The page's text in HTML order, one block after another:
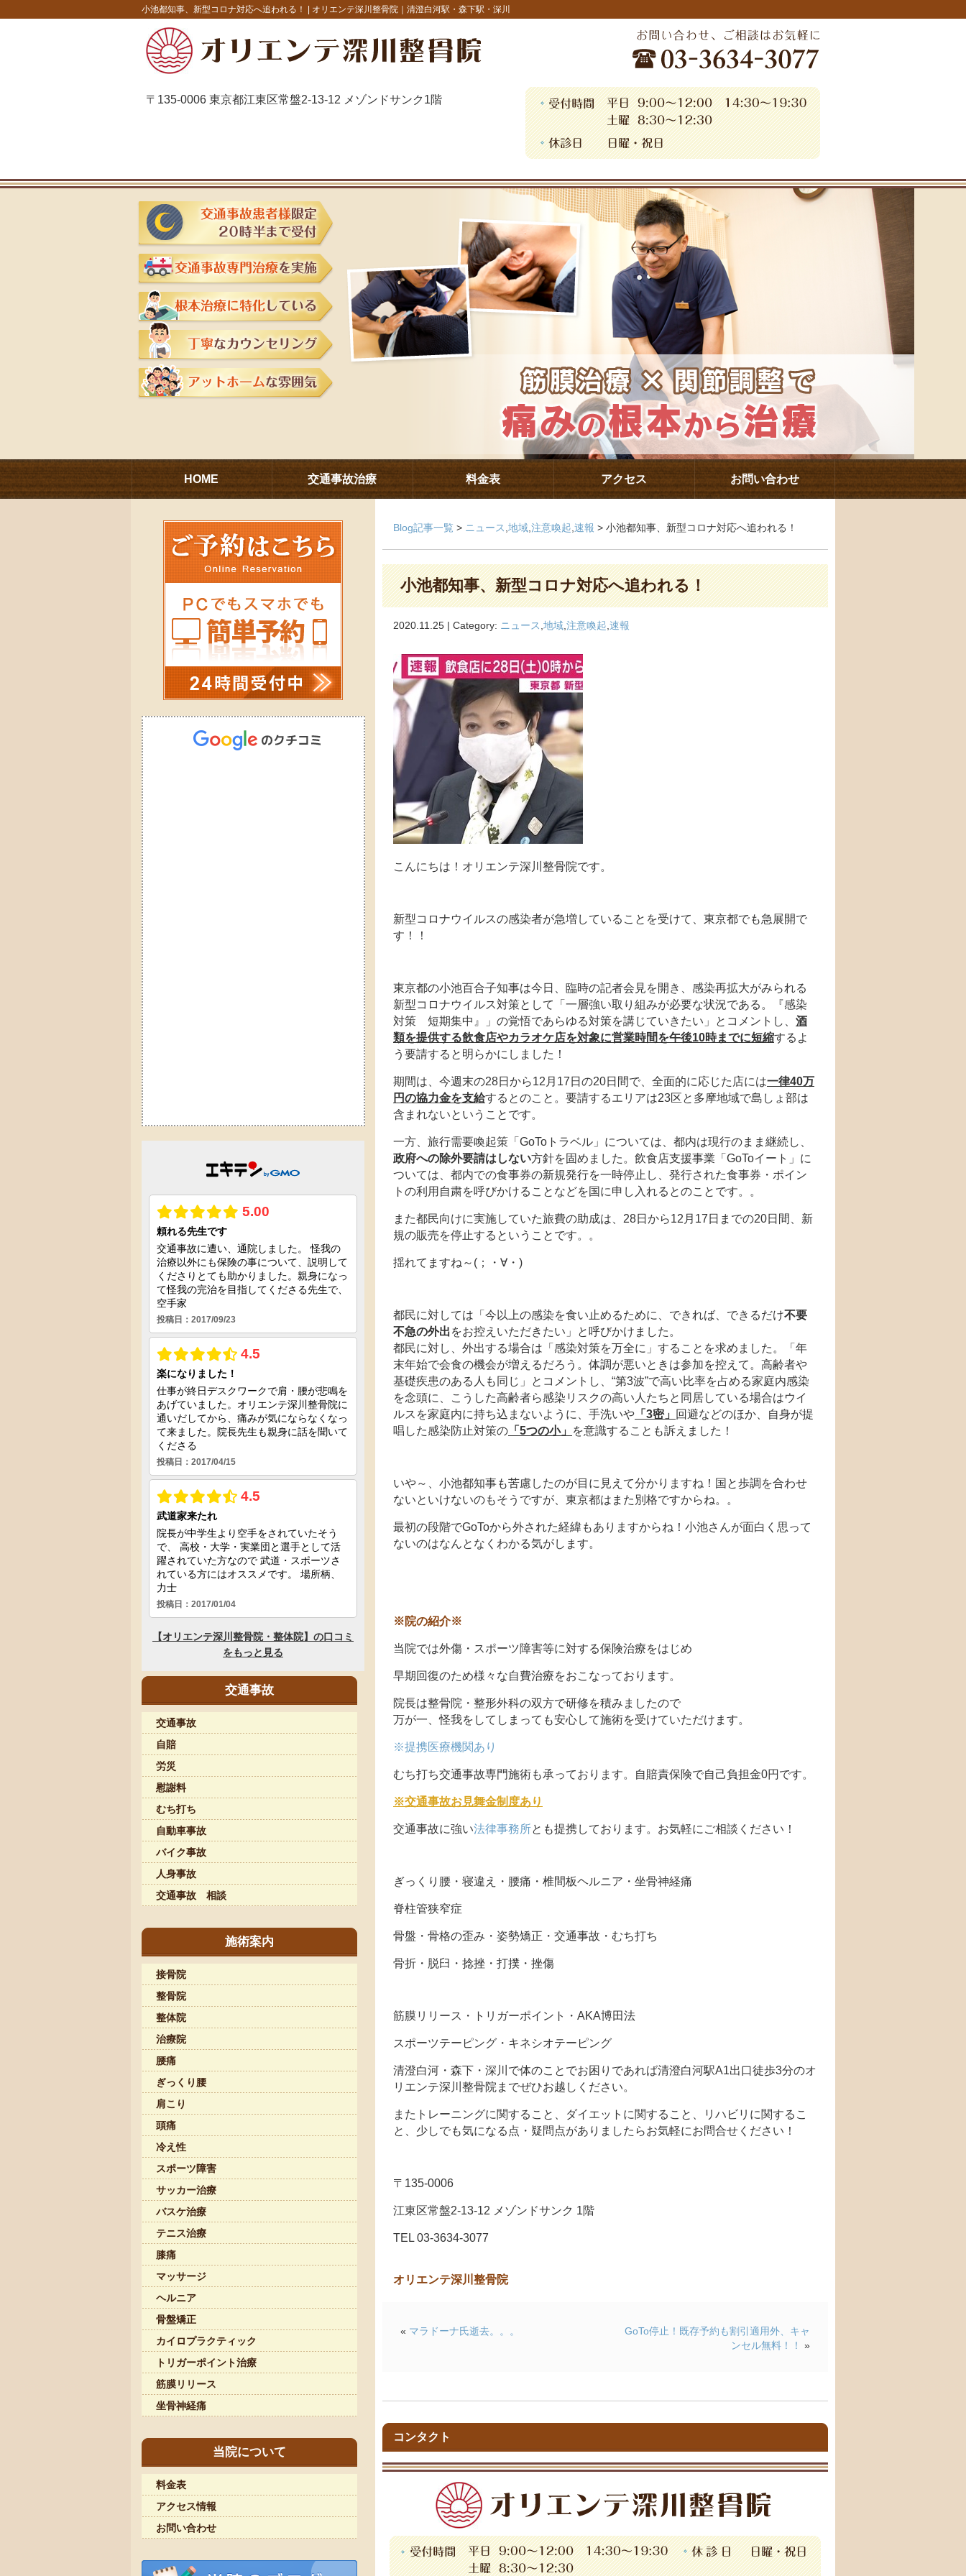
小池都知事、新型コロナ対応へ追われる！ | オリエンテ深川整骨院｜清澄白河駅・森下駅・深川
〒135-0006 東京都江東区常盤2-13-12 メゾンドサンク1階
HOME 交通事故治療 料金表 アクセス お問い合わせ
Blog記事一覧 > ニュース 地域 注意喚起 速報 > 小池都知事、新型コロナ対応へ追われる！
小池都知事、新型コロナ対応へ追われる！
2020.11.25 | Category: ニュース 地域 注意喚起 速報
こんにちは！オリエンテ深川整骨院です。
新型コロナウイルスの感染者が急増していることを受けて、東京都でも急展開で
す！！
東京都の小池百合子知事は今日、臨時の記者会見を開き、感染再拡大がみられる
新型コロナウイルス対策として「一層強い取り組みが必要な状況である。『感染
対策 短期集中』」の覚悟であらゆる対策を講じていきたい」とコメントし、 酒
類を提供する飲食店やカラオケ店を対象に営業時間を午後10時までに短縮するよ
う要請すると明らかにしました！
期間は、今週末の28日から12月17日の20日間で、全面的に応じた店には一律40万
円の協力金を支給するとのこと。要請するエリアは23区と多摩地域で島しょ部は
含まれないということです。
一方、旅行需要喚起策「GoToトラベル」については、都内は現行のまま継続し、
政府への除外要請はしない方針を固めました。飲食店支援事業「GoToイート」に
ついては、都内での食事券の新規発行を一時停止し、発行された食事券・ポイン
トの利用自粛を呼びかけることなどを国に申し入れるとのことです。。
また都民向けに実施していた旅費の助成は、28日から12月17日までの20日間、新
規の販売を停止するということです。。
揺れてますね～(；・∀・)
都民に対しては「今以上の感染を食い止めるために、できれば、できるだけ不要
不急の外出をお控えいただきたい」と呼びかけました。
都民に対し、外出する場合は「感染対策を万全に」することを求めました。「年
末年始で会食の機会が増えるだろう。体調が悪いときは参加を控えて。高齢者や
基礎疾患のある人も同じ」とコメントし、“第3波”で高い比率を占める家庭内感染
を念頭に、こうした高齢者ら感染リスクの高い人たちと同居している場合はウイ
ルスを家庭内に持ち込まないように、手洗いや 「3密」
回避などのほか、自身が提
唱した感染防止対策の 「5つの小」 を意識することも訴えました！
いや～、小池都知事も苦慮したのが目に見えて分かりますね！国と歩調を合わせ
ないといけないのもそうですが、東京都はまた別格ですからね。。
最初の段階でGoToから外された経緯もありますからね！小池さんが面白く思って
ないのはなんとなくわかる気がします。
※院の紹介※
当院では外傷・スポーツ障害等に対する保険治療をはじめ
早期回復のため様々な自費治療をおこなっております。
院長は整骨院・整形外科の双方で研修を積みましたので
万が一、怪我をしてしまっても安心して施術を受けていただけます。
※提携医療機関あり
むち打ち交通事故専門施術も承っております。自賠責保険で自己負担金0円です。
※交通事故お見舞金制度あり
交通事故に強い法律事務所とも提携しております。お気軽にご相談ください！
ぎっくり腰・寝違え・腰痛・椎間板ヘルニア・坐骨神経痛
脊柱管狭窄症
骨盤・骨格の歪み・姿勢矯正・交通事故・むち打ち
骨折・脱臼・捻挫・打撲・挫傷
筋膜リリース・トリガーポイント・AKA博田法
スポーツテーピング・キネシオテーピング
清澄白河・森下・深川で体のことでお困りであれば清澄白河駅A1出口徒歩3分のオ
リエンテ深川整骨院までぜひお越しください。
またトレーニングに関すること、ダイエットに関すること、リハビリに関するこ
と、少しでも気になる点・疑問点がありましたらお気軽にお問合せください！
〒135-0006
江東区常盤2-13-12 メゾンドサンク 1階
TEL 03-3634-3077
オリエンテ深川整骨院
GoTo停止！既存予約も割引適用外、キャ
ンセル無料！！
»
« マラドーナ氏逝去。。。
コンタクト
交通事故
交通事故
自賠
労災
慰謝料
むち打ち
自動車事故
バイク事故
人身事故
交通事故 相談
施術案内
接骨院
整骨院
整体院
治療院
腰痛
ぎっくり腰
肩こり
頭痛
冷え性
スポーツ障害
サッカー治療
バスケ治療
テニス治療
膝痛
マッサージ
ヘルニア
骨盤矯正
カイロプラクティック
トリガーポイント治療
筋膜リリース
坐骨神経痛
当院について
料金表
アクセス情報
お問い合わせ